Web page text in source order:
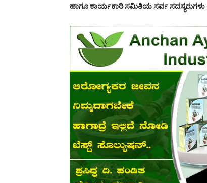
ಹಾಗೂ ಕಾರ್ಯಕಾರಿ ಸಮಿತಿಯ ಸರ್ವ ಸದಸ್ಯರುಗಳು